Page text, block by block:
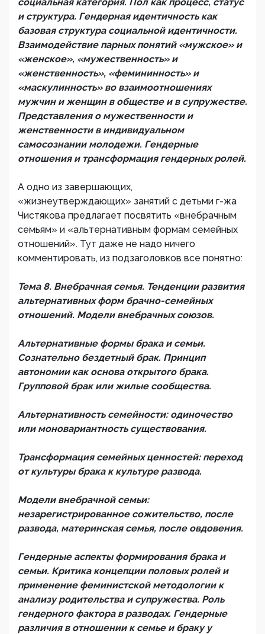
и структура. Гендерная идентичность как
базовая структура социальной идентичности.
Взаимодействие парных понятий «мужское» и
«женское», «мужественность» и
«женственность», «фемининность» и
«маскулинность» во взаимоотношениях
мужчин и женщин в обществе и в супружестве.
Представления о мужественности и
женственности в индивидуальном
самосознании молодежи. Гендерные
отношения и трансформация гендерных ролей.
А одно из завершающих,
«жизнеутверждающих» занятий с детьми г-жа
Чистякова предлагает посвятить «внебрачным
семьям» и «альтернативным формам семейных
отношений». Тут даже не надо ничего
комментировать, из подзаголовков все понятно:
Тема 8. Внебрачная семья. Тенденции развития
альтернативных форм брачно-семейных
отношений. Модели внебрачных союзов.
Альтернативные формы брака и семьи.
Сознательно бездетный брак. Принцип
автономии как основа открытого брака.
Групповой брак или жилые сообщества.
Альтернативность семейности: одиночество
или моновариантность существования.
Трансформация семейных ценностей: переход
от культуры брака к культуре развода.
Модели внебрачной семьи:
незарегистрированное сожительство, после
развода, материнская семья, после овдовения.
Гендерные аспекты формирования брака и
семьи. Критика концепции половых ролей и
применение феминистской методологии к
анализу родительства и супружества. Роль
гендерного фактора в разводах. Гендерные
различия в отношении к семье и браку у